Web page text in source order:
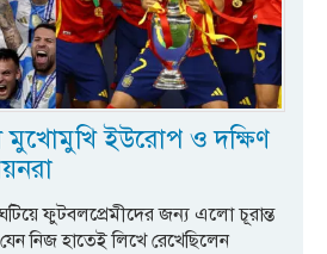
মুখোমুখি ইউরোপ ও দক্ষিণ
ফুটবলপ্রেমীদের জন্য এলো চূরান্ত
নিজ হাতেই লিখে রেখেছিলেন